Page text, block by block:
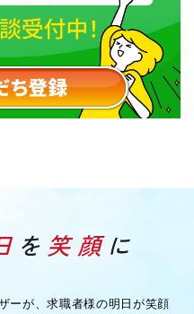
ーが、求職者様の明日が笑顔